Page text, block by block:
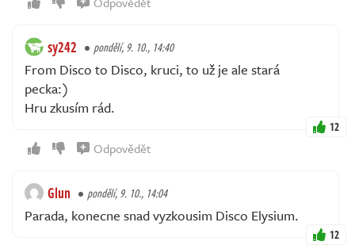
sy242 pondělí, 9. 10., 14:40
From Disco to Disco, kruci, to už je ale stará
pecka:)
Hru zkusím rád.
12
Odpovědět
Glun pondělí, 9. 10., 14:04
Parada, konecne snad vyzkousim Disco Elysium.
12